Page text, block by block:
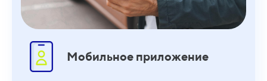
Мобильное приложение